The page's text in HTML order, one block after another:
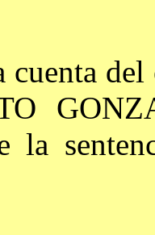
cuenta del
la